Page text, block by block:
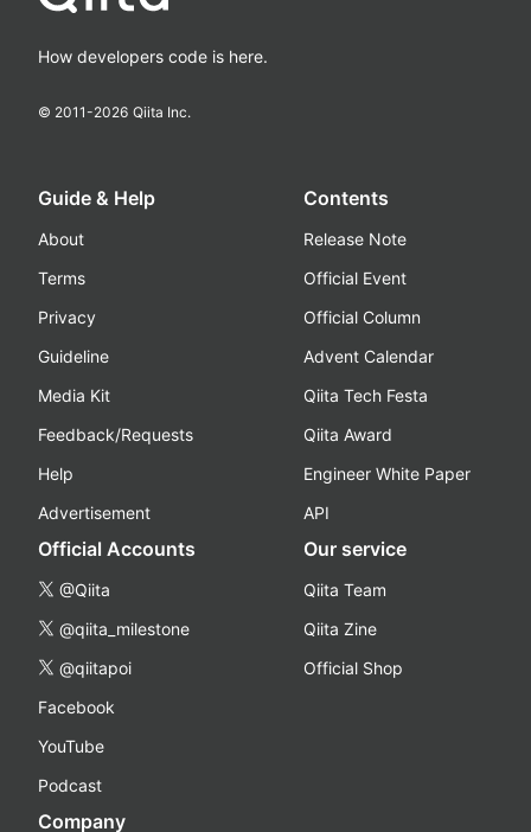
How developers code is here.
© 2011-2026 Qiita Inc.
Guide & Help
About
Terms
Privacy
Guideline
Media Kit
Feedback/Requests
Help
Advertisement
Contents
Release Note
Official Event
Official Column
Advent Calendar
Qiita Tech Festa
Qiita Award
Engineer White Paper
API
Official Accounts
@Qiita
@qiita_milestone
@qiitapoi
Facebook
YouTube
Podcast
Our service
Qiita Team
Qiita Zine
Official Shop
Company